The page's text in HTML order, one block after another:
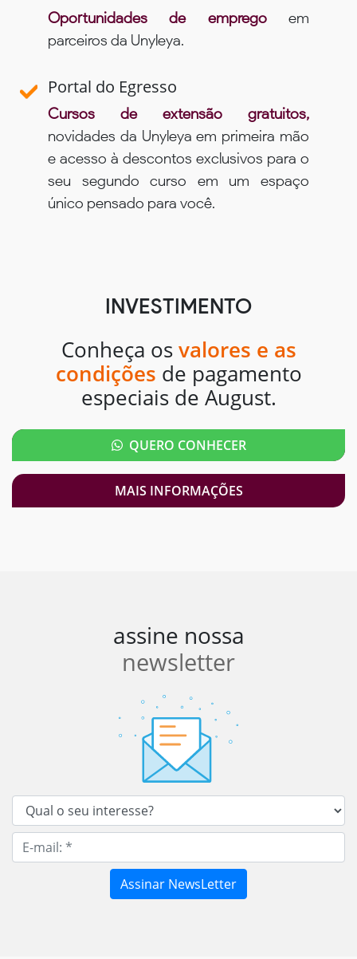
Oportunidades de empregoem
parceiros da Unyleya.
Portal do Egresso
Cursos de extensão gratuitos,
novidades da Unyleya em primeira mão
e acesso à descontos exclusivos para o
seu segundo curso em um espaço
único pensado para você.
INVESTIMENTO
Conheça os valores e as
condições de pagamento
especiais de August.
QUERO CONHECER
MAIS INFORMAÇÕES
assine nossa
newsletter